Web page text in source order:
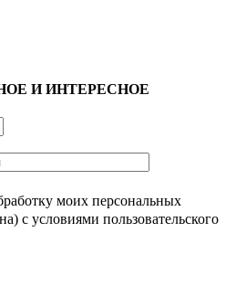
И ИНТЕРЕСНОЕ
моих персональных
с условиями пользовательского